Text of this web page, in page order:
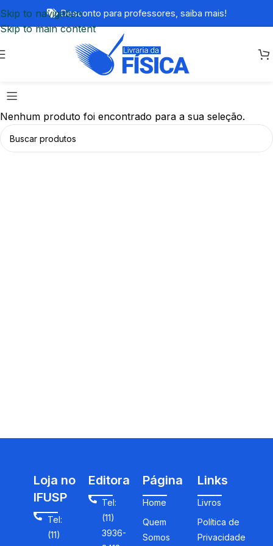
Skip to navigation
Skip to main content
Desconto para professores, saiba mais!
Nenhum produto foi encontrado para a sua seleção.
Loja no
IFUSP
Tel:
(11)
Editora
Tel:
(11)
3936-
Página
Home
Quem
Somos
Links
Livros
Política de
Privacidade